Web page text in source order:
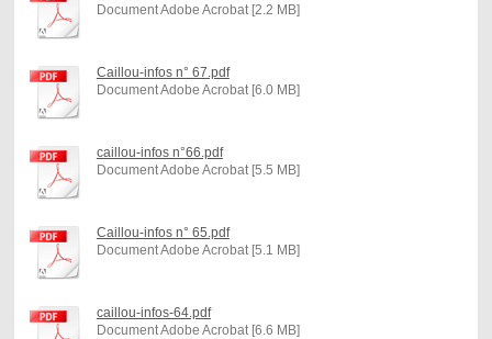
Document Adobe Acrobat [2.2 MB]
Caillou-infos n° 67.pdf
Document Adobe Acrobat [6.0 MB]
caillou-infos n°66.pdf
Document Adobe Acrobat [5.5 MB]
Caillou-infos n° 65.pdf
Document Adobe Acrobat [5.1 MB]
caillou-infos-64.pdf
Document Adobe Acrobat [6.6 MB]